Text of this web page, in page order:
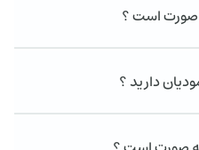
صورت است ؟
دارید ؟